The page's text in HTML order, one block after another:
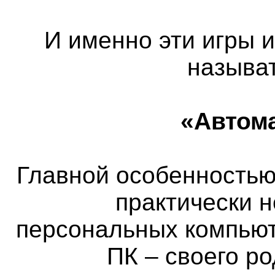
И именно эти игры
Главной
практически
персональных
ПК – своего